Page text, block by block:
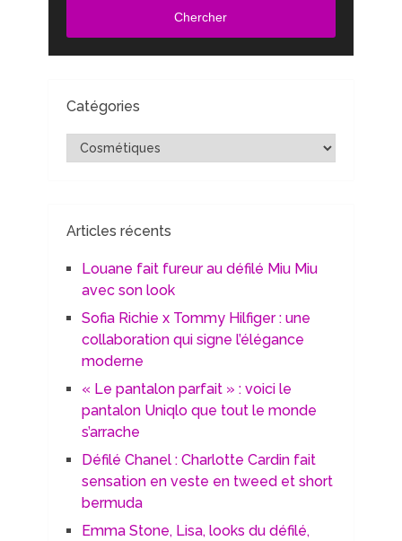
Chercher
Catégories
Catégories
Articles récents
Louane fait fureur au défilé Miu Miu
avec son look
Sofia Richie x Tommy Hilfiger : une
collaboration qui signe l’élégance
moderne
« Le pantalon parfait » : voici le
pantalon Uniqlo que tout le monde
s’arrache
Défilé Chanel : Charlotte Cardin fait
sensation en veste en tweed et short
bermuda
Emma Stone, Lisa, looks du défilé,